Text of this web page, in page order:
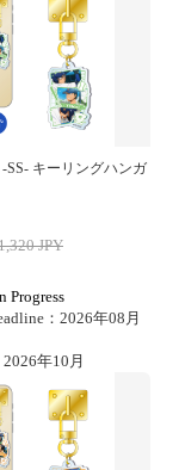
SS- キーリングハンガ
JPY
Progress
：2026年08月
2026年10月